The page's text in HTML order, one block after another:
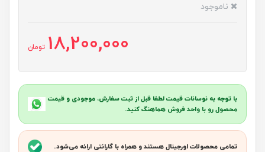
ناموجود
18,200,000 تومان
با توجه به نوسانات قیمت لطفا قبل از ثبت سفارش، موجودی و قیمت
محصول رو با واحد فروش هماهنگ کنید.
تمامی محصولات اورجینال هستند و همراه با گارانتی ارائه می‌شود.